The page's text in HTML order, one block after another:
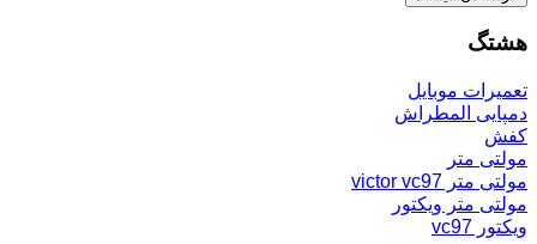
هشتگ
تعمیرات موبایل
دمپایی المطراش
کفش
مولتی متر
مولتی متر victor vc97
مولتی متر ویکتور
ویکتور vc97